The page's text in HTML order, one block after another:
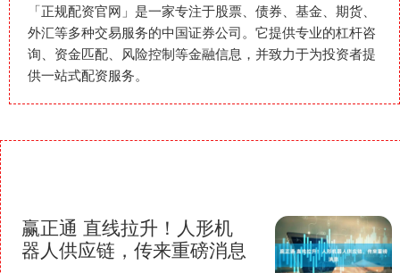
「正规配资官网」是一家专注于股票、债券、基金、期货、
外汇等多种交易服务的中国证券公司。它提供专业的杠杆咨
询、资金匹配、风险控制等金融信息，并致力于为投资者提
供一站式配资服务。
赢正通 直线拉升！人形机
器人供应链，传来重磅消息